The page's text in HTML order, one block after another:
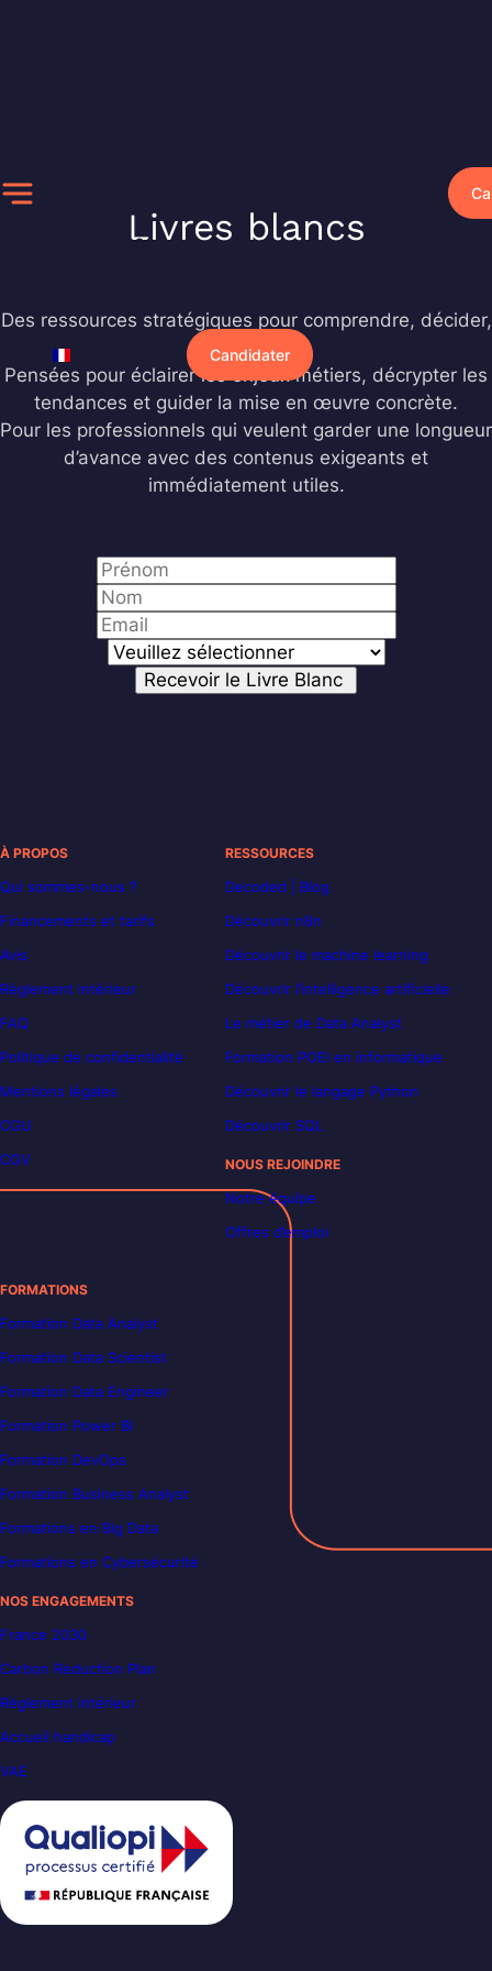
Ressources
Candidater
Livres blancs
Des ressources stratégiques pour comprendre, décider,
agir.
Pensées pour éclairer les enjeux métiers, décrypter les
tendances et guider la mise en œuvre concrète.
Pour les professionnels qui veulent garder une longueur
d’avance avec des contenus exigeants et
immédiatement utiles.
À PROPOS
Qui sommes-nous ?
Financements et tarifs
Avis
Règlement intérieur
FAQ
Politique de confidentialité
Mentions légales
CGU
CGV
RESSOURCES
Decoded | Blog
Découvrir n8n
Découvrir le machine learning
Découvrir l’intelligence artificielle
Le métier de Data Analyst
Formation POEI en informatique
Découvrir le langage Python
Découvrir SQL
NOUS REJOINDRE
Notre équipe
Offres d’emploi
FORMATIONS
Formation Data Analyst
Formation Data Scientist
Formation Data Engineer
Formation Power BI
Formation DevOps
Formation Business Analyst
Formations en Big Data
Formations en Cybersécurité
NOS ENGAGEMENTS
France 2030
Carbon Reduction Plan
Règlement intérieur
Accueil handicap
VAE